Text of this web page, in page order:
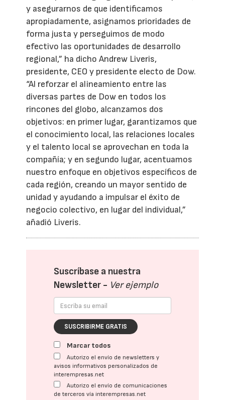
y asegurarnos de que identificamos
apropiadamente, asignamos prioridades de
forma justa y perseguimos de modo
efectivo las oportunidades de desarrollo
regional,” ha dicho Andrew Liveris,
presidente, CEO y presidente electo de Dow.
“Al reforzar el alineamiento entre las
diversas partes de Dow en todos los
rincones del globo, alcanzamos dos
objetivos: en primer lugar, garantizamos que
el conocimiento local, las relaciones locales
y el talento local se aprovechan en toda la
compañía; y en segundo lugar, acentuamos
nuestro enfoque en objetivos específicos de
cada región, creando un mayor sentido de
unidad y ayudando a impulsar el éxito de
negocio colectivo, en lugar del individual,”
añadió Liveris.
Suscríbase a nuestra
Newsletter - Ver ejemplo
SUSCRIBIRME GRATIS
Marcar todos
Autorizo el envío de newsletters y
avisos informativos personalizados de
interempresas.net
Autorizo el envío de comunicaciones
de terceros vía interempresas.net